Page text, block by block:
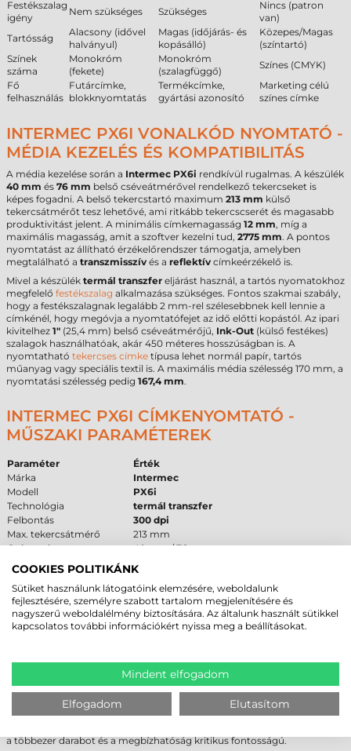
Festékszalag
igény
Nem szükséges Szükséges
Nincs (patron
van)
Tartósság
Alacsony (idővel
halványul)
Magas (időjárás- és
kopásálló)
Közepes/Magas
(színtartó)
Színek
száma
Monokróm
(fekete)
Monokróm
(szalagfüggő)
Színes (CMYK)
Fő
felhasználás
Futárcímke,
blokknyomtatás
Termékcímke,
gyártási azonosító
Marketing célú
színes címke
INTERMEC PX6I VONALKÓD NYOMTATÓ -
MÉDIA KEZELÉS ÉS KOMPATIBILITÁS
A média kezelése során a Intermec PX6i rendkívül rugalmas. A készülék
40 mm és 76 mm belső cséveátmérővel rendelkező tekercseket is
képes fogadni. A belső tekercstartó maximum 213 mm külső
tekercsátmérőt tesz lehetővé, ami ritkább tekercscserét és magasabb
produktivitást jelent. A minimális címkemagasság 12 mm, míg a
maximális magasság, amit a szoftver kezelni tud, 2775 mm. A pontos
nyomtatást az állítható érzékelőrendszer támogatja, amelyben
megtalálható a transzmisszív és a reflektív címkeérzékelő is.
Mivel a készülék termál transzfer eljárást használ, a tartós nyomatokhoz
megfelelő festékszalag alkalmazása szükséges. Fontos szakmai szabály,
hogy a festékszalagnak legalább 2 mm-rel szélesebbnek kell lennie a
címkénél, hogy megóvja a nyomtatófejet az idő előtti kopástól. Az ipari
kivitelhez 1" (25,4 mm) belső cséveátmérőjű, Ink-Out (külső festékes)
szalagok használhatóak, akár 450 méteres hosszúságban is. A
nyomtatható tekercses címke típusa lehet normál papír, tartós
műanyag vagy speciális textil is. A maximális média szélesség 170 mm, a
nyomtatási szélesség pedig 167,4 mm.
INTERMEC PX6I CÍMKENYOMTATÓ -
MŰSZAKI PARAMÉTEREK
Paraméter
Érték
Márka
Intermec
Modell
PX6i
Technológia
termál transzfer
Felbontás
300 dpi
Max. tekercsátmérő
213 mm
Cséveméret
40 mm / 76 mm
Interfész
USB
Garancia
12 hónap
FELHASZNÁLÁSI TERÜLETEK ÉS „MIKOR
NEM EZ A MEGFELELŐ VÁLASZTÁS?”
nagyüzemigyártás, ahol a sorok melletti folyamatos címkézés
és a disztribúciós központok számára a gyors
futárcímke nyomtatásés raktári azonosítás miatt ideális választás. Az
egészségügyben a tartós mintajelölésre, a kereskedelemben pedig a
nagy mennyiségű árazási feladatra alkalmazzák. Ez azetikett nyomtató
a többezer darabot és a megbízhatóság kritikus fontosságú.
COOKIES POLITIKÁNK
Sütiket használunk látogatóink elemzésére, weboldalunk
fejlesztésére, személyre szabott tartalom megjelenítésére és
nagyszerű weboldalélmény biztosítására. Az általunk használt sütikkel
kapcsolatos további információkért nyissa meg a beállításokat.
Mindent elfogadom
Elfogadom Elutasítom